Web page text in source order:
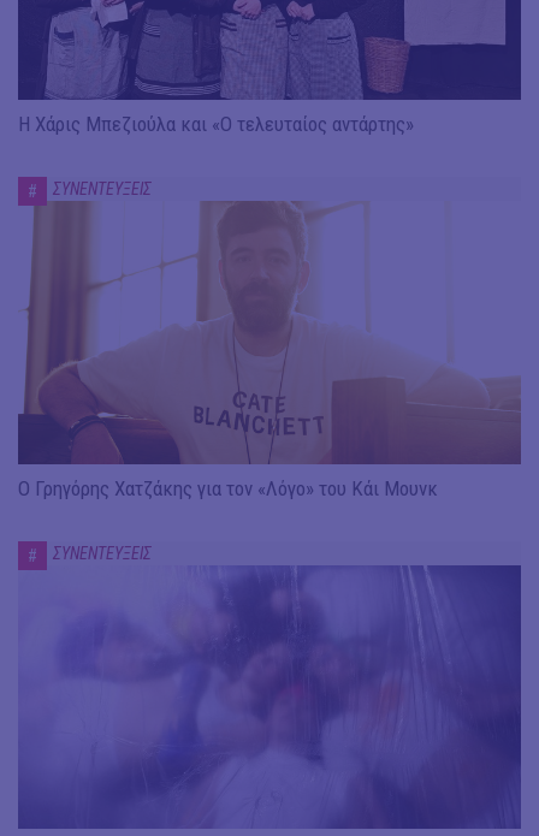
Η Χάρις Μπεζιούλα και «Ο τελευταίος αντάρτης»
# ΣΥΝΕΝΤΕΥΞΕΙΣ
Ο Γρηγόρης Χατζάκης για τον «Λόγο» του Κάι Μουνκ
# ΣΥΝΕΝΤΕΥΞΕΙΣ